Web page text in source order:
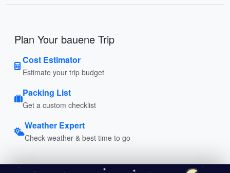
Plan Your bauene Trip
Cost Estimator
Estimate your trip budget
Packing List
Get a custom checklist
Weather Expert
Check weather & best time to go